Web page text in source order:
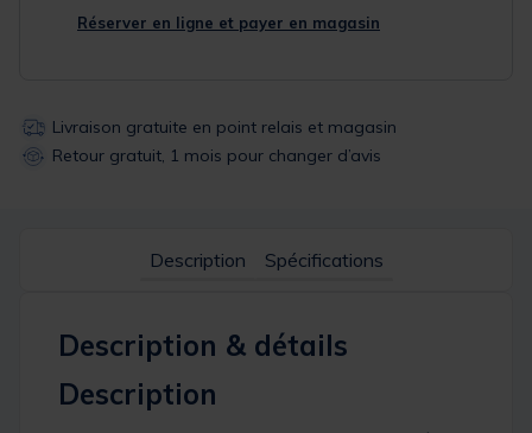
Réserver en ligne et payer en magasin
Livraison gratuite en point relais et magasin
Retour gratuit, 1 mois pour changer d’avis
Description Spécifications
Description & détails
Description